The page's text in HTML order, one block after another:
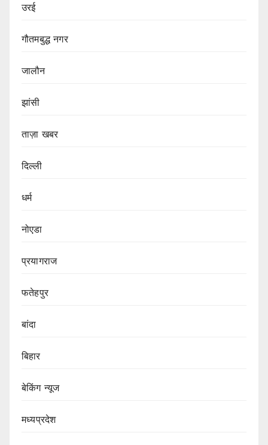
उरई
गौतमबुद्ध नगर
जालौन
झांसी
ताज़ा खबर
दिल्ली
धर्म
नोएडा
प्रयागराज
फतेहपुर
बांदा
बिहार
बेकिंग न्यूज
मध्यप्रदेश